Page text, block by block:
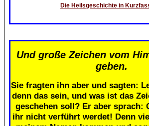
Die Heilsgeschichte in
Und große Zeichen vom
geben.
Sie fragten ihn aber und sagten:
denn das sein, und was ist das
geschehen soll? Er aber sprach:
ihr nicht verführt werdet! Denn